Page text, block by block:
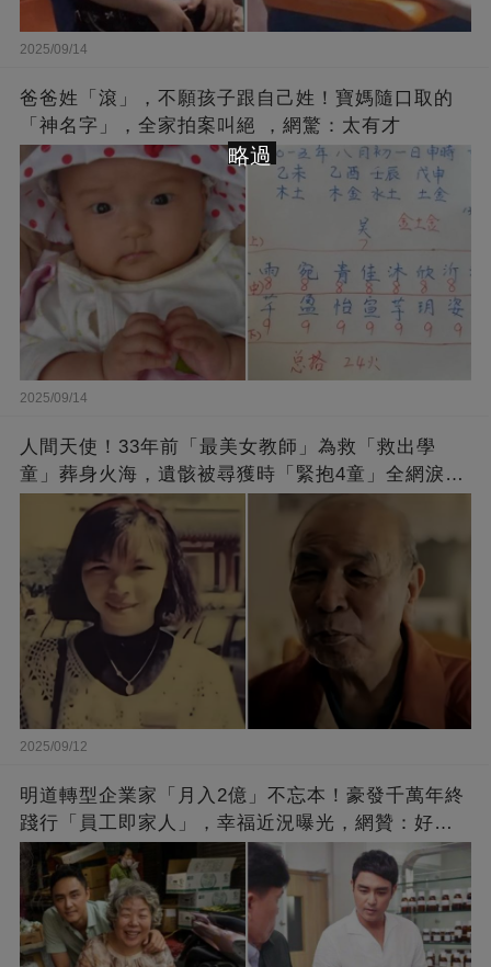
2025/09/14
爸爸姓「滾」，不願孩子跟自己姓！寶媽隨口取的
「神名字」，全家拍案叫絕 ，網驚：太有才
2025/09/14
人間天使！33年前「最美女教師」為救「救出學
童」葬身火海，遺骸被尋獲時「緊抱4童」全網淚
崩：真正的英雄不該被遺忘
2025/09/12
明道轉型企業家「月入2億」不忘本！豪發千萬年終
踐行「員工即家人」，幸福近況曝光，網贊：好老
闆的福報
略過